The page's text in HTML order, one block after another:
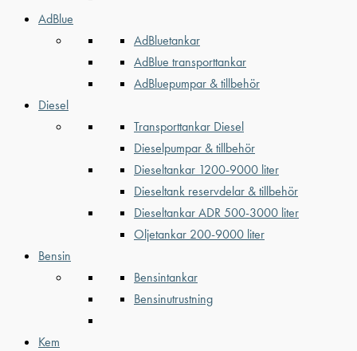
AdBlue
AdBluetankar
AdBlue transporttankar
AdBluepumpar & tillbehör
Diesel
Transporttankar Diesel
Dieselpumpar & tillbehör
Dieseltankar 1200-9000 liter
Dieseltank reservdelar & tillbehör
Dieseltankar ADR 500-3000 liter
Oljetankar 200-9000 liter
Bensin
Bensintankar
Bensinutrustning
Kem